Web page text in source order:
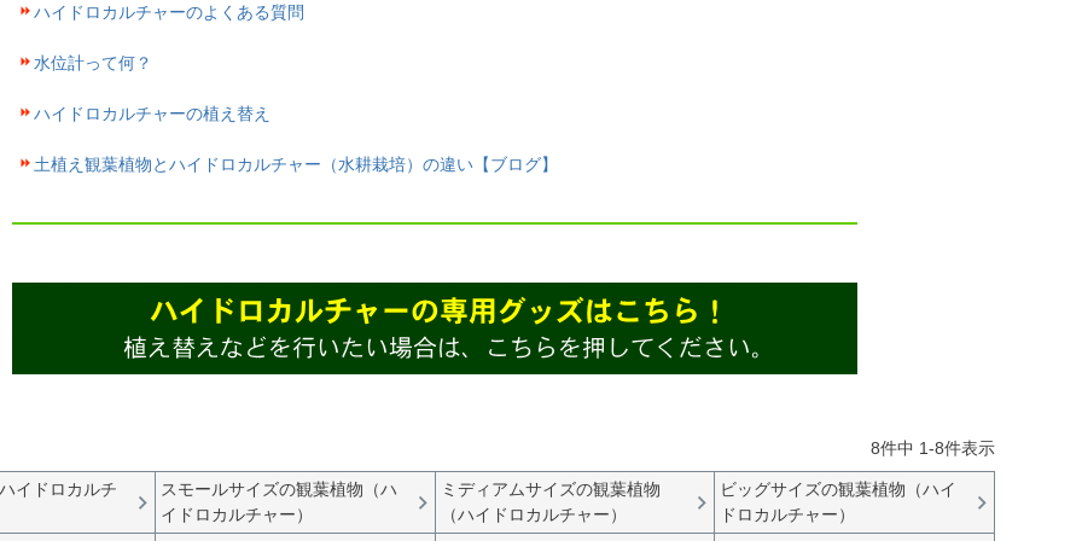
ハイドロカルチャーのよくある質問
水位計って何？
ハイドロカルチャーの植え替え
土植え観葉植物とハイドロカルチャー（水耕栽培）の違い【ブログ】
8件中 1-8件表示
イドロカルチ
スモールサイズの観葉植物（ハ
イドロカルチャー）
ミディアムサイズの観葉植物
（ハイドロカルチャー）
ビッグサイズの観葉植物（ハイ
ドロカルチャー）